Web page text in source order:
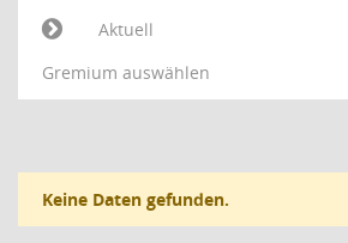
Aktuell
Gremium auswählen
Keine Daten gefunden.